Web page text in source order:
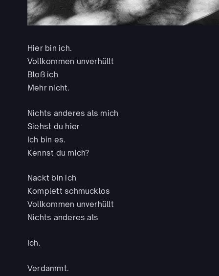
Hier bin ich.
Vollkommen unverhüllt
Bloß ich
Mehr nicht.
Nichts anderes als mich
Siehst du hier
Ich bin es.
Kennst du mich?
Nackt bin ich
Komplett schmucklos
Vollkommen unverhüllt
Nichts anderes als
Ich.
Verdammt.